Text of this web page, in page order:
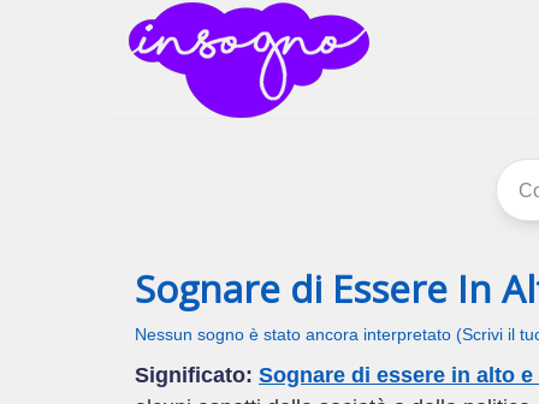
Sognare di Essere In
Nessun sogno è stato ancora interpretato (Scrivi il
Significato: Sognare di essere in alto e